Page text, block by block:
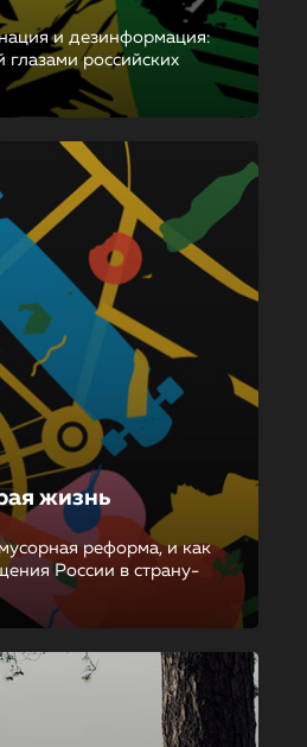
и дезинформация:
российских
жизнь
реформа, и как
России в страну-